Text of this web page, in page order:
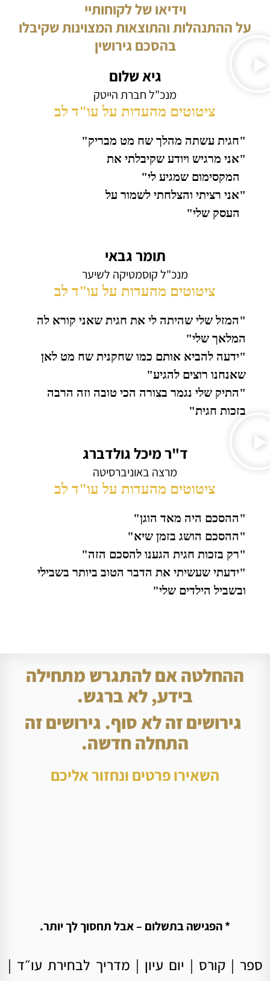
וידיאו של לקוחותיי
על ההתנהלות והתוצאות המצוינות שקיבלו
בהסכם גירושין
גיא שלום
מנכ"ל חברת הייטק
ציטוטים מהעדות על עו"ד לב
"חגית עשתה מהלך שח מט מבריק"
"אני מרגיש ויודע שקיבלתי את
המקסימום שמגיע לי"
"אני רציתי והצלחתי לשמור על
העסק שלי"
תומר גבאי
מנכ"ל קוסמטיקה לשיער
ציטוטים מהעדות על עו"ד לב
"המזל שלי שהיתה לי את חגית שאני קורא לה
המלאך שלי"
"ידעה להביא אותם כמו שחקנית שח מט לאן
שאנחנו רוצים להגיע"
"התיק שלי נגמר בצורה הכי טובה וזה הרבה
בזכות חגית"
ד"ר מיכל גולדברג
מרצה באוניברסיטה
ציטוטים מהעדות על עו"ד לב
"ההסכם היה מאד הוגן"
"ההסכם הושג בזמן שיא"
"רק בזכות חגית הגענו להסכם הזה"
"ידעתי שעשיתי את הדבר הטוב ביותר בשבילי
ובשביל הילדים שלי"
ההחלטה אם להתגרש מתחילה
בידע, לא ברגש.
גירושים זה לא סוף. גירושים זה
התחלה חדשה.
השאירו פרטים ונחזור אליכם
* הפגישה בתשלום – אבל תחסוך לך יותר.
ספר |קורס | יום עיון | מדריך לבחירת עו״ד |